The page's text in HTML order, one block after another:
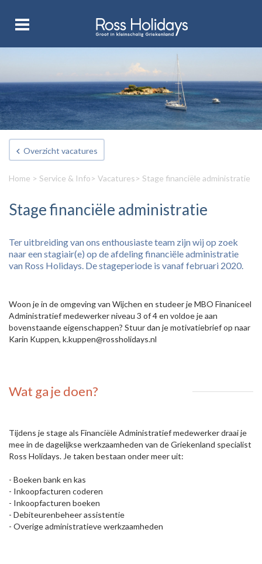
Overzicht vacatures
Home > Service & Info> Vacatures> Stage financiële administratie
Stage financiële administratie
Ter uitbreiding van ons enthousiaste team zijn wij op zoek
naar een stagiair(e) op de afdeling financiële administratie
van Ross Holidays. De stageperiode is vanaf februari 2020.
Woon je in de omgeving van Wijchen en studeer je MBO Finaniceel
Administratief medewerker niveau 3 of 4 en voldoe je aan
bovenstaande eigenschappen? Stuur dan je motivatiebrief op naar
Karin Kuppen, k.kuppen@rossholidays.nl
Wat ga je doen?
Tijdens je stage als Financiële Administratief medewerker draai je
mee in de dagelijkse werkzaamheden van de Griekenland specialist
Ross Holidays. Je taken bestaan onder meer uit:
- Boeken bank en kas
- Inkoopfacturen coderen
- Inkoopfacturen boeken
- Debiteurenbeheer assistentie
- Overige administratieve werkzaamheden